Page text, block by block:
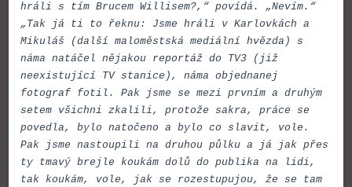
hráli s tím Brucem Willisem?,“ povídá. „Nevím.“
„Tak já ti to řeknu: Jsme hráli v Karlovkách a
Mikuláš (další maloměstská mediální hvězda) s
náma natáčel nějakou reportáž do TV3 (již
neexistující TV stanice), náma objednanej
fotograf fotil. Pak jsme se mezi prvním a druhým
setem všichni zkalili, protože sakra, práce se
povedla, bylo natočeno a bylo co slavit, vole.
Pak jsme nastoupili na druhou půlku a já jak přes
ty tmavý brejle koukám dolů do publika na lidi,
tak koukám, vole, jak se rozestupujou, že se tam